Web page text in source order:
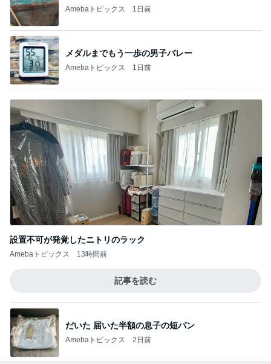
Amebaトピックス 1日前
メダルまでもう一歩の男子バレー
Amebaトピックス 1日前
設置不可が発覚したニトリのラック
Amebaトピックス 13時間前
記事を読む
だいた 届いた半額の息子の短パン
Amebaトピックス 2日前